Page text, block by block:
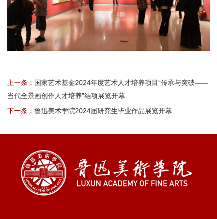
上一条： 国家艺术基金2024年度艺术人才培养项目“传承与突破——
当代全景画创作人才培养”结项展览开幕
下一条： ​鲁迅美术学院2024届研究生毕业作品展览开幕